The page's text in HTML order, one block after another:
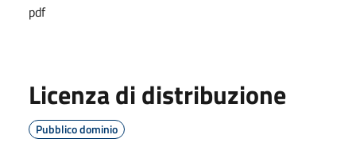
pdf
Licenza di distribuzione
Pubblico dominio